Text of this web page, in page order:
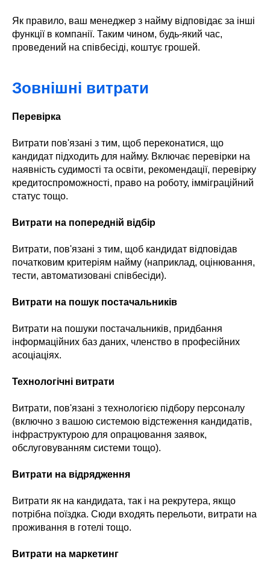
Як правило, ваш менеджер з найму відповідає за інші
функції в компанії. Таким чином, будь-який час,
проведений на співбесіді, коштує грошей.
Зовнішні витрати
Перевірка
Витрати пов'язані з тим, щоб переконатися, що
кандидат підходить для найму. Включає перевірки на
наявність судимості та освіти, рекомендації, перевірку
кредитоспроможності, право на роботу, імміграційний
статус тощо.
Витрати на попередній відбір
Витрати, пов'язані з тим, щоб кандидат відповідав
початковим критеріям найму (наприклад, оцінювання,
тести, автоматизовані співбесіди).
Витрати на пошук постачальників
Витрати на пошуки постачальників, придбання
інформаційних баз даних, членство в професійних
асоціаціях.
Технологічні витрати
Витрати, пов'язані з технологією підбору персоналу
(включно з вашою системою відстеження кандидатів,
інфраструктурою для опрацювання заявок,
обслуговуванням системи тощо).
Витрати на відрядження
Витрати як на кандидата, так і на рекрутера, якщо
потрібна поїздка. Сюди входять перельоти, витрати на
проживання в готелі тощо.
Витрати на маркетинг